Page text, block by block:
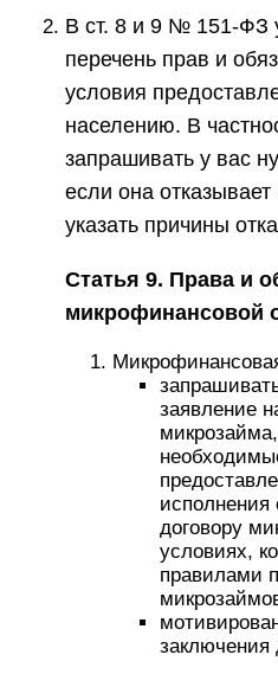
В ст. 8 и 9 № 151-ФЗ
перечень прав и
условия
населению. В
запрашивать у вас
если она
указать причины
Статья 9. Права и
микрофинансовой
заявление
исполнения
договору
условиях,
правилами
заключения